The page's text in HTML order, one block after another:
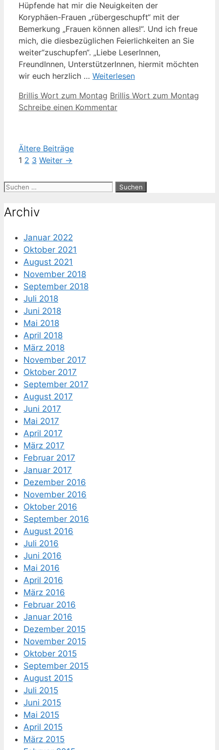
Hüpfende hat mir die Neuigkeiten der
Koryphäen-Frauen „rübergeschupft“ mit der
Bemerkung „Frauen können alles!“. Und ich freue
mich, die diesbezüglichen Feierlichkeiten an Sie
weiter“zuschupfen“. „Liebe LeserInnen,
FreundInnen, UnterstützerInnen, hiermit möchten
wir euch herzlich … Weiterlesen
Kategorien
Brillis Wort zum Montag Schlagwörter
Brillis Wort zum Montag
Schreibe einen Kommentar
Ältere Beiträge
Seite
1 Seite
2 Seite
3 Weiter →
Suche
Archiv
Januar 2022
Oktober 2021
August 2021
November 2018
September 2018
Juli 2018
Juni 2018
Mai 2018
April 2018
März 2018
November 2017
Oktober 2017
September 2017
August 2017
Juni 2017
Mai 2017
April 2017
März 2017
Februar 2017
Januar 2017
Dezember 2016
November 2016
Oktober 2016
September 2016
August 2016
Juli 2016
Juni 2016
Mai 2016
April 2016
März 2016
Februar 2016
Januar 2016
Dezember 2015
November 2015
Oktober 2015
September 2015
August 2015
Juli 2015
Juni 2015
Mai 2015
April 2015
März 2015